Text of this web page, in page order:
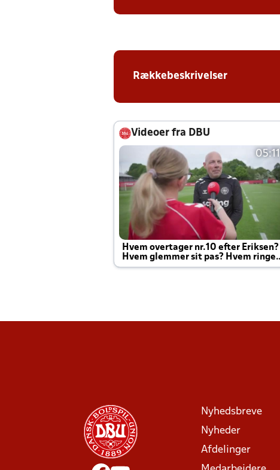
Rækkebeskrivelser
Videoer fra DBU
05:11
Hvem overtager nr.10 efter Eriksen?
Hvem glemmer sit pas? Hvem ringer
Joachim altid til efter kampe?
Nyhedsbreve
Nyheder
Afdelinger